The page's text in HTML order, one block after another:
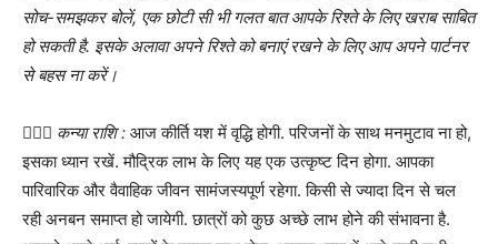
सोच-समझकर बोलें, एक छोटी सी भी गलत बात आपके रिश्ते के लिए खराब साबित
हो सकती है. इसके अलावा अपने रिश्ते को बनाएं रखने के लिए आप अपने पार्टनर
से बहस ना करें।
👰🏻‍♀ कन्या राशि : आज कीर्ति यश में वृद्धि होगी. परिजनों के साथ मनमुटाव ना हो,
इसका ध्यान रखें. मौद्रिक लाभ के लिए यह एक उत्कृष्ट दिन होगा. आपका
पारिवारिक और वैवाहिक जीवन सामंजस्यपूर्ण रहेगा. किसी से ज्यादा दिन से चल
रही अनबन समाप्त हो जायेगी. छात्रों को कुछ अच्छे लाभ होने की संभावना है.